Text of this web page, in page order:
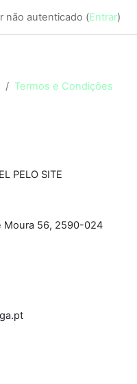
não autenticado (Entrar)
Termos e Condições
PELO SITE
Moura 56, 2590-024